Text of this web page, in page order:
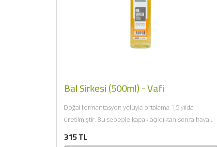
Bal Sirkesi (500ml) - Vafi
Doğal fermantasyon yoluyla ortalama 1,5 yılda
üretilmiştir. Bu sebeple kapak açıldıktan sonra hava
315 TL